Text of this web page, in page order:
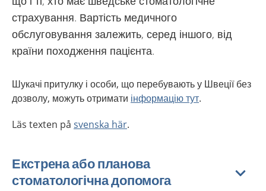
страхування. Вартість медичного
обслуговування залежить, серед іншого, від
країни походження пацієнта.
Шукачі притулку і особи, що перебувають у Швеції без
дозволу, можуть отримати інформацію тут.
Läs texten på svenska här.
Екстрена або планова
стоматологічна допомога